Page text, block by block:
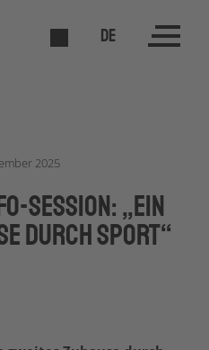
DE
2025
Session: „Ein
durch Sport“